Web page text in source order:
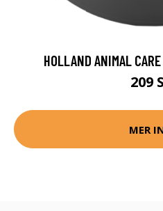
HOLLAND ANIMAL
209
MER